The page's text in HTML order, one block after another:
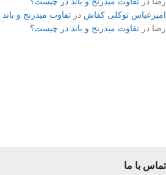
امیرعباس توکلی کفاش در تفاوت میدرنج و
رضا در تفاوت میدرنج و باند در چیست؟
تماس با ما